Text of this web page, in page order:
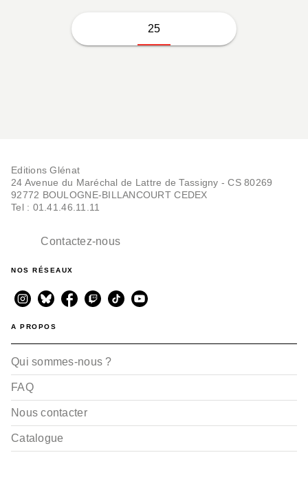
25
Editions Glénat
24 Avenue du Maréchal de Lattre de Tassigny - CS 80269
92772 BOULOGNE-BILLANCOURT CEDEX
Tel : 01.41.46.11.11
Contactez-nous
NOS RÉSEAUX
A PROPOS
Qui sommes-nous ?
FAQ
Nous contacter
Catalogue